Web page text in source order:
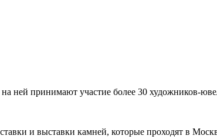
ней принимают участие более 30 художников-
и выставки камней, которые проходят в